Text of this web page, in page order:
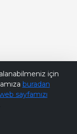
için
buradan
sayfamızı
Bana Soru Sor | Ask Me